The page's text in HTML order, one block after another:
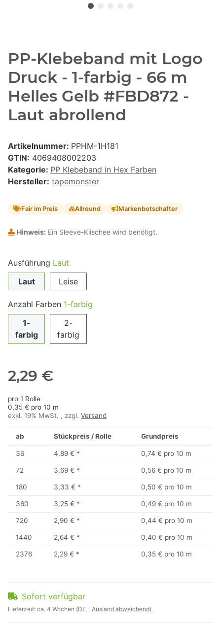
PP-Klebeband mit Logo
Druck - 1-farbig - 66 m
Helles Gelb #FBD872 -
Laut abrollend
Artikelnummer: PPHM-1H181
GTIN: 4069408002203
Kategorie: PP Klebeband in Hex Farben
Hersteller: tapemonster
Fair im Preis Allround Markenbotschafter
Hinweis: Ein Sleeve-Klischee wird benötigt.
Ausführung Laut
Laut
Leise
Anzahl Farben 1-farbig
1-
farbig
2-
farbig
2,29 €
pro 1 Rolle
0,35 € pro 10 m
exkl. 19% MwSt. , zzgl. Versand
ab Stückpreis / Rolle Grundpreis
36 4,89 € * 0,74 € pro 10 m
72 3,69 € * 0,56 € pro 10 m
180 3,33 € * 0,50 € pro 10 m
360 3,25 € * 0,49 € pro 10 m
720 2,90 € * 0,44 € pro 10 m
1440 2,64 € * 0,40 € pro 10 m
2376 2,29 € * 0,35 € pro 10 m
Sofort verfügbar
Lieferzeit: ca. 4 Wochen (DE - Ausland abweichend)